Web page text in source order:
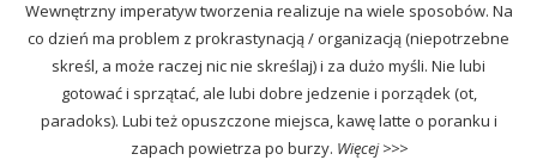
Wewnętrzny imperatyw tworzenia realizuje na wiele sposobów. Na
co dzień ma problem z prokrastynacją / organizacją (niepotrzebne
skreśl, a może raczej nic nie skreślaj) i za dużo myśli. Nie lubi
gotować i sprzątać, ale lubi dobre jedzenie i porządek (ot,
paradoks). Lubi też opuszczone miejsca, kawę latte o poranku i
zapach powietrza po burzy. Więcej >>>